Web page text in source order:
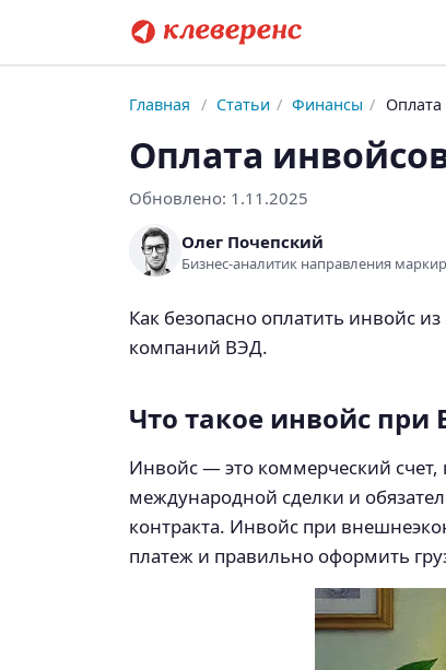
Главная / Статьи / Финансы / Оплата
Оплата
Обновлено: 1.11.2025
Олег Почепский
Бизнес-аналитик направления
Как безопасно оплатить инвойс
компаний ВЭД.
Что такое инвойс при
Инвойс — это коммерческий счет,
международной сделки и
контракта. Инвойс при
платеж и правильно оформить